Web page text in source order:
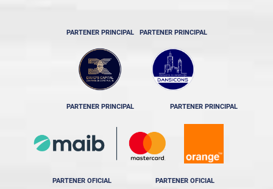
PARTENER PRINCIPAL PARTENER PRINCIPAL
PARTENER PRINCIPAL PARTENER PRINCIPAL
PARTENER OFICIAL PARTENER OFICIAL